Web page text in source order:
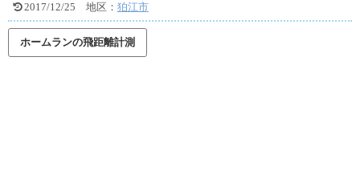
2017/12/25 地区： 狛江市